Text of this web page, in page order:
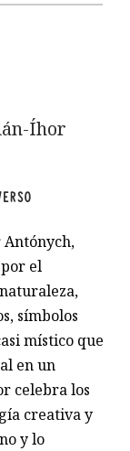
Íhor
Antónych,
el
símbolos
místico que
en un
celebra los
creativa y
y lo